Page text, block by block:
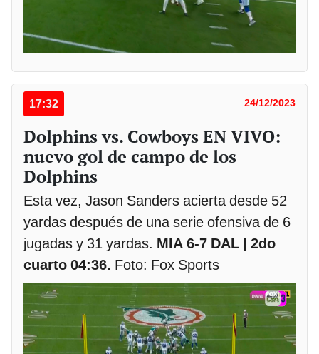
17:32 24/12/2023
Dolphins vs. Cowboys EN VIVO:
nuevo gol de campo de los
Dolphins
Esta vez, Jason Sanders acierta desde 52
yardas después de una serie ofensiva de 6
jugadas y 31 yardas. MIA 6-7 DAL | 2do
cuarto 04:36. Foto: Fox Sports